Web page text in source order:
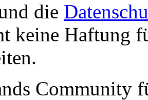
die
keine Haftung
Community